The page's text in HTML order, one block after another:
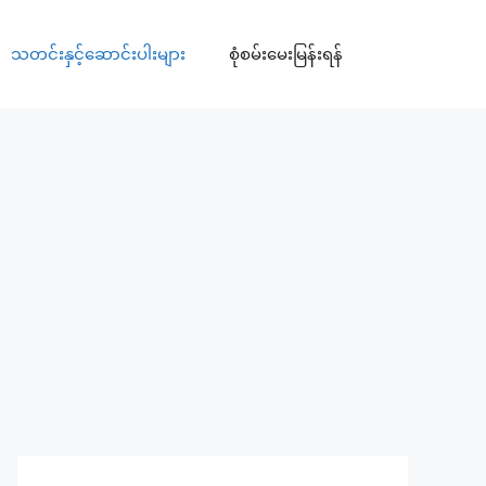
သတင်းနှင့်ဆောင်းပါးများ စုံစမ်းမေးမြန်းရန်